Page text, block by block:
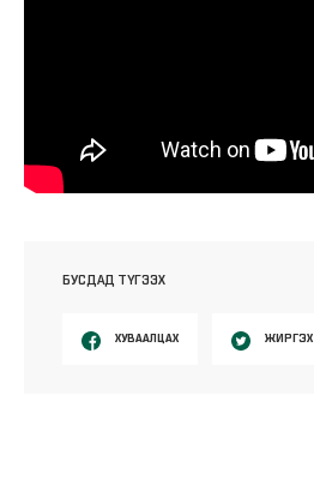
БУСДАД ТҮГЭЭХ
ХУВААЛЦАХ ЖИРГЭХ